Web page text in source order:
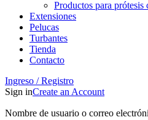
Productos para prótesis
Extensiones
Pelucas
Turbantes
Tienda
Contacto
Ingreso / Registro
Sign inCreate an Account
Nombre de usuario o correo